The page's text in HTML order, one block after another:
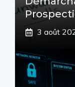
3 août